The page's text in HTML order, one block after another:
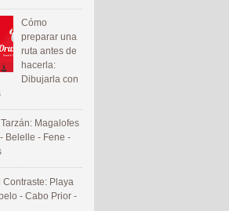
Cómo
preparar una
ruta antes de
hacerla:
Dibujarla con
Magalofes
Belelle - Fene -
Contraste: Playa
- Cabo Prior -